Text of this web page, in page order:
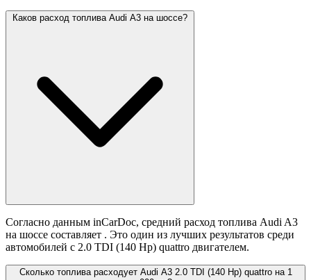
Каков расход топлива Audi A3 на шоссе?
Согласно данным inCarDoc, средний расход топлива Audi A3
на шоссе составляет . Это один из лучших результатов среди
автомобилей с 2.0 TDI (140 Hp) quattro двигателем.
Сколько топлива расходует Audi A3 2.0 TDI (140 Hp) quattro на 1